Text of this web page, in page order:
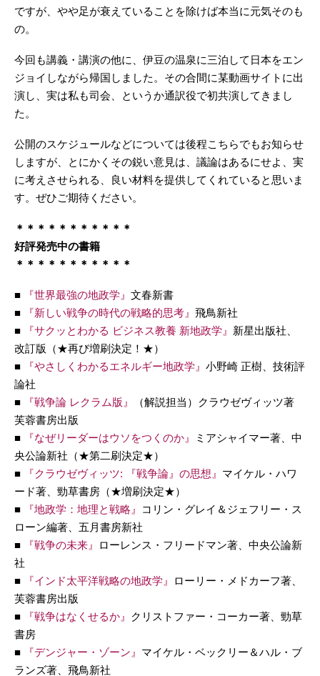
ですが、やや足が衰えていることを除けば本当に元気そのも
の。
今回も講義・講演の他に、伊豆の温泉に三泊して日本をエン
ジョイしながら帰国しました。その合間に某動画サイトに出
演し、実は私も司会、というか通訳役で初共演してきまし
た。
公開のスケジュールなどについては後程こちらでもお知らせ
しますが、とにかくその鋭い意見は、議論はあるにせよ、実
に考えさせられる、良い材料を提供してくれていると思いま
す。ぜひご期待ください。
＊＊＊＊＊＊＊＊＊＊＊
好評発売中の書籍
＊＊＊＊＊＊＊＊＊＊＊
■ 『世界最強の地政学』 文春新書
■
『新しい戦争の時代の戦略的思考』 飛鳥新社
■
『サクッとわかる ビジネス教養 新地政学』 新星出版社、
改訂版（★再び増刷決定！★）
■
『やさしくわかるエネルギー地政学』 小野崎 正樹、技術評
論社
■
『戦争論 レクラム版』
（解説担当）クラウゼヴィッツ著
芙蓉書房出版
■
『なぜリーダーはウソをつくのか』
ミアシャイマー著、中
央公論新社（★第二刷決定★）
■
『クラウゼヴィッツ: 『戦争論』の思想』 マイケル・ハワ
ード著、勁草書房（★増刷決定★）
■
『地政学：地理と戦略』
コリン・グレイ＆ジェフリー・ス
ローン編著、五月書房新社
■
『戦争の未来』
ローレンス・フリードマン著、中央公論新
社
■
『インド太平洋戦略の地政学』
ローリー・メドカーフ著、
芙蓉書房出版
■
『戦争はなくせるか』 クリストファー・コーカー著、勁草
書房
■
『デンジャー・ゾーン』 マイケル・ベックリー＆ハル・ブ
ランズ著、飛鳥新社